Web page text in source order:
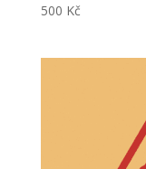
500 Kč